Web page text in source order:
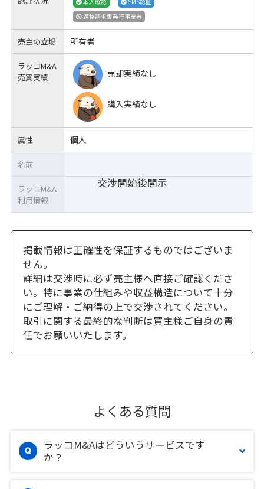
適格請求書発行事業者
売主の立場 所有者
ラッコM&A
売買実績
売却実績なし
購入実績なし
属性 個人
交渉開始後開示
名前
ラッコM&A
利用情報
掲載情報は正確性を保証するものではございま
せん。
詳細は交渉時に必ず売主様へ直接ご確認くださ
い。特に事業の仕組みや収益構造について十分
にご理解・ご納得の上で交渉されてください。
取引に関する最終的な判断は買主様ご自身の責
任でお願いいたします。
よくある質問
ラッコM&Aはどういうサービスです
か？